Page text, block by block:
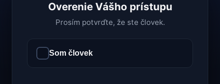
Overenie Vášho prístupu
Prosím potvrďte, že ste človek.
Som človek